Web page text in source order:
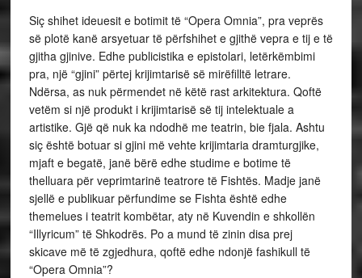
Siç shihet ideuesit e botimit të “Opera Omnia”, pra veprës
së plotë kanë arsyetuar të përfshihet e gjithë vepra e tij e të
gjitha gjinive. Edhe publicistika e epistolari, letërkëmbimi
pra, një “gjini” përtej krijimtarisë së mirëfilltë letrare.
Ndërsa, as nuk përmendet në këtë rast arkitektura. Qoftë
vetëm si një produkt i krijimtarisë së tij intelektuale a
artistike. Gjë që nuk ka ndodhë me teatrin, bie fjala. Ashtu
siç është botuar si gjini më vehte krijimtaria dramturgjike,
mjaft e begatë, janë bërë edhe studime e botime të
thelluara për veprimtarinë teatrore të Fishtës. Madje janë
sjellë e publikuar përfundime se Fishta është edhe
themelues i teatrit kombëtar, aty në Kuvendin e shkollën
“Illyricum” të Shkodrës. Po a mund të zinin disa prej
skicave më të zgjedhura, qoftë edhe ndonjë fashikull të
“Opera Omnia”?